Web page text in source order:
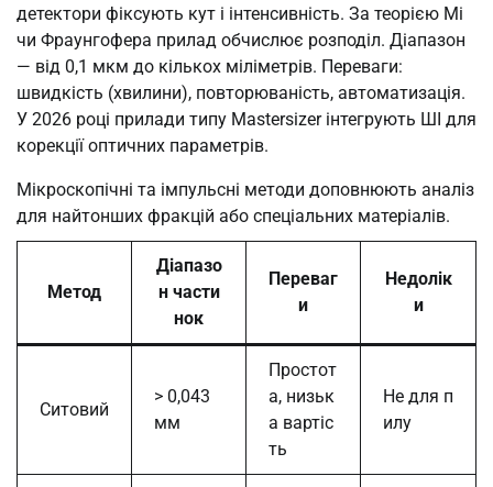
детектори фіксують кут і інтенсивність. За теорією Мі
чи Фраунгофера прилад обчислює розподіл. Діапазон
— від 0,1 мкм до кількох міліметрів. Переваги:
швидкість (хвилини), повторюваність, автоматизація.
У 2026 році прилади типу Mastersizer інтегрують ШІ для
корекції оптичних параметрів.
Мікроскопічні та імпульсні методи доповнюють аналіз
для найтонших фракцій або спеціальних матеріалів.
Метод
Діапазо
н части
нок
Переваг
и
Недолік
и
Ситовий
> 0,043
мм
Простот
а, низьк
а вартіс
ть
Не для п
илу